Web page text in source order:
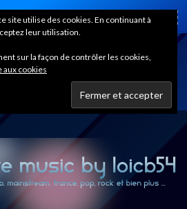
Home
site utilise des cookies. En continuant à
leur utilisation.
sur la façon de contrôler les cookies,
cookies